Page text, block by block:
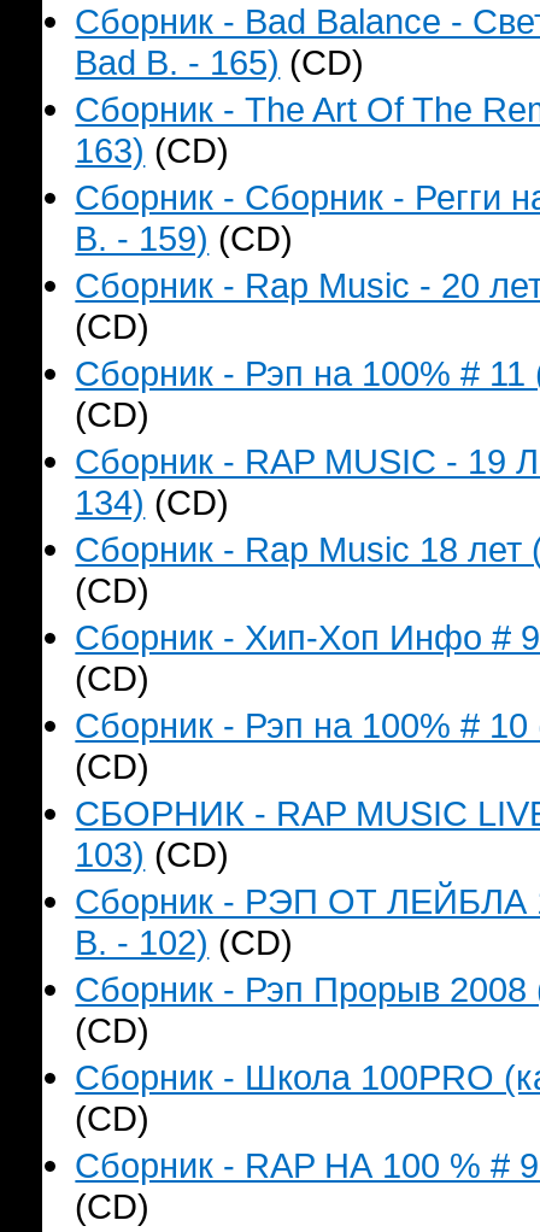
Сборник - Bad Balance -
Bad B. - 165) (CD)
Сборник - The Art Of The
163) (CD)
Сборник - Сборник - Регги
B. - 159) (CD)
Сборник - Rap Music - 20
(CD)
Сборник - Рэп на 100% #
(CD)
Сборник - RAP MUSIC - 19
134) (CD)
Сборник - Rap Music 18
(CD)
Сборник - Хип-Хоп Инфо #
(CD)
Сборник - Рэп на 100% #
(CD)
СБОРНИК - RAP MUSIC
103) (CD)
Сборник - РЭП ОТ ЛЕЙБЛА
B. - 102) (CD)
Сборник - Рэп Прорыв
(CD)
Сборник - Школа 100PRO
(CD)
Сборник - RAP НА 100 % #
(CD)